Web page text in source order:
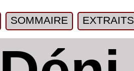
SOMMAIRE EXTRAITS